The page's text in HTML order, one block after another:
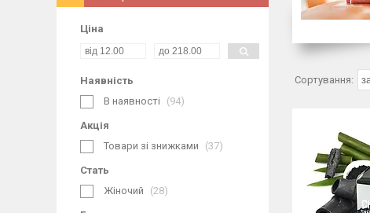
Ціна
Наявність
В наявності
94
Акція
Товари зі знижками
37
Стать
Жіночий
28